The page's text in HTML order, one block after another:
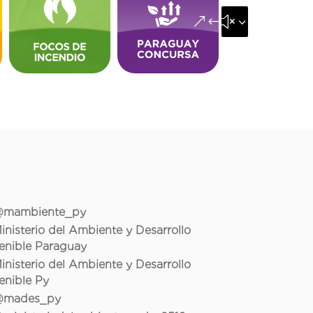
&#x35;
del Ambiente y Desarrollo
Paraguay
del Ambiente y Desarrollo
Py